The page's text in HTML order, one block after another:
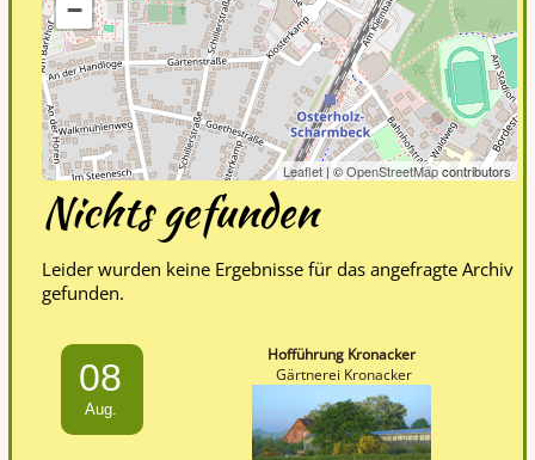
−
Leaflet | ©OpenStreetMapcontributors
Nichts gefunden
Leider wurden keine Ergebnisse für das angefragte Archiv
gefunden.
08
Aug.
Hofführung Kronacker
Gärtnerei Kronacker